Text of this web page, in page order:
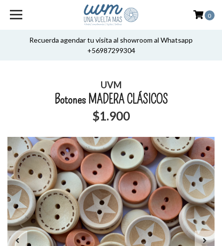
Recuerda agendar tu visita al showroom al Whatsapp
+56987299304
0
UVM
Botones MADERA CLÁSICOS
$1.900